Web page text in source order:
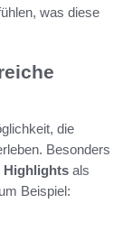
was diese
die
Besonders
Highlights als
Beispiel: